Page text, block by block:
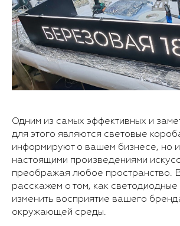
Одним из самых эффективных и
для этого являются световые
информируют о вашем бизнесе, но и
настоящими произведениями
преображая любое пространство. В
расскажем о том, как светодиодные
изменить восприятие вашего
окружающей среды.